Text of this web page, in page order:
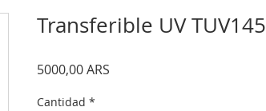
Transferible UV TUV145
5000,00 ARS
Cantidad *